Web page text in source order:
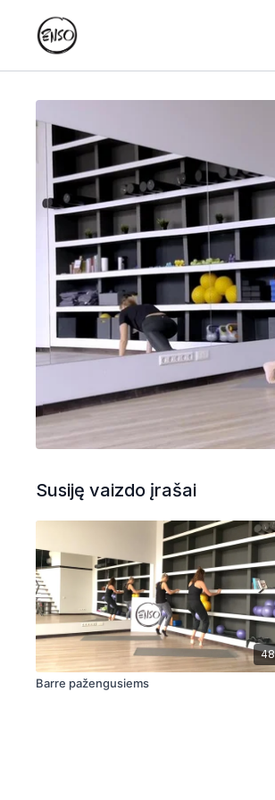
Susiję vaizdo įrašai
Barre pažengusiems